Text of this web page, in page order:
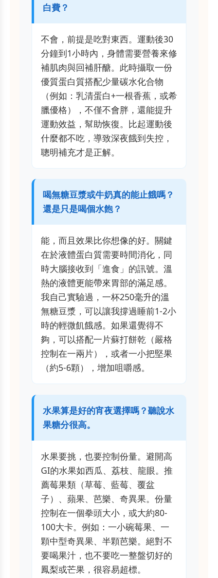
白費？
不會，前提是吃對東西。運動後30
分鐘到1小時內，身體需要營養來修
補肌肉與回補肝醣。此時攝取一份
優質蛋白質搭配少量碳水化合物
（例如：乳清蛋白+一根香蕉，或希
臘優格），不僅不會胖，還能提升
運動效益，幫助恢復。比起運動後
什麼都不吃，導致深夜餓到失控，
聰明補充才是正解。
喝無糖豆漿或牛奶真的能止餓嗎？
還是只是喝個水飽？
能，而且效果比你想像的好。關鍵
在於液體蛋白質需要時間消化，同
時大腦接收到「進食」的訊號。溫
熱的液體更能帶來胃部的滿足感。
我自己實驗過，一杯250毫升的溫
無糖豆漿，可以讓我撐過睡前1-2小
時的輕微飢餓感。如果還覺得不
夠，可以搭配一片蘇打餅乾（嚴格
控制在一兩片），或者一小把堅果
（約5-6顆），增加咀嚼感。
水果算是好的宵夜選擇嗎？聽說水
果糖分很高。
水果要挑，也要控制份量。避開高
GI的水果如西瓜、荔枝、龍眼。推
薦莓果類（草莓、藍莓、覆盆
子）、蘋果、芭樂、奇異果。份量
控制在一個拳頭大小，或大約80-
100大卡。例如：一小碗莓果、一
顆中型奇異果、半顆芭樂。絕對不
要喝果汁，也不要吃一整盤切好的
鳳梨或芒果，很容易超標。